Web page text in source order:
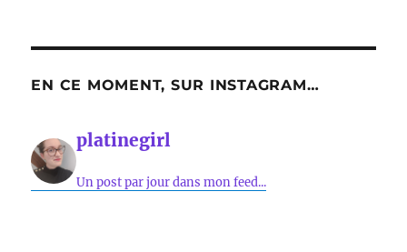
EN CE MOMENT, SUR INSTAGRAM…
platinegirl
Un post par jour dans mon feed...